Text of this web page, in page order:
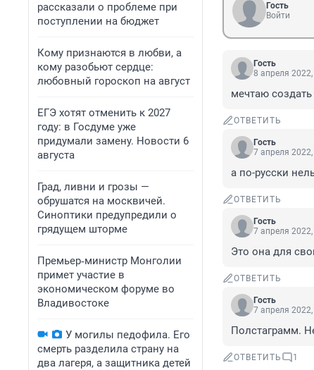
рассказали о проблеме при
поступлении на бюджет
Кому признаются в любви, а
кому разобьют сердце:
любовный гороскоп на август
ЕГЭ хотят отменить к 2027
году: в Госдуме уже
придумали замену. Новости 6
августа
Град, ливни и грозы —
обрушатся на москвичей.
Синоптики предупредили о
грядущем шторме
Премьер‑министр Монголии
примет участие в
экономическом форуме во
Владивостоке
У могилы педофила. Его
смерть разделила страну на
два лагеря, а защитника детей
Гость
Войти
Гость
8 апреля
мечтаю создать
ОТВЕТИТЬ
Гость
7 апреля
а по-русски
ОТВЕТИТЬ
Гость
7 апреля
Это она для
ОТВЕТИТЬ
Гость
7 апреля
Полстаграмм.
ОТВЕТИТЬ 1